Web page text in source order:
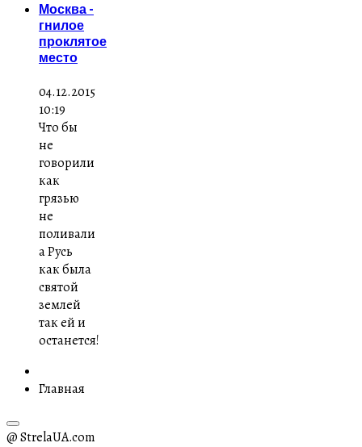
Москва -
гнилое
проклятое
место
04.12.2015
10:19
Что бы
не
говорили
как
грязью
не
поливали
а Русь
как была
святой
землей
так ей и
останется!
Главная
@ StrelaUA.com